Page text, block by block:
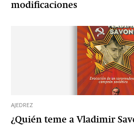
modificaciones
AJEDREZ
¿Quién teme a Vladimir